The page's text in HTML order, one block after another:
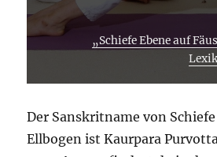
„Schiefe Ebene auf
Der Sanskritname von
Ellbogen ist Kaurpara